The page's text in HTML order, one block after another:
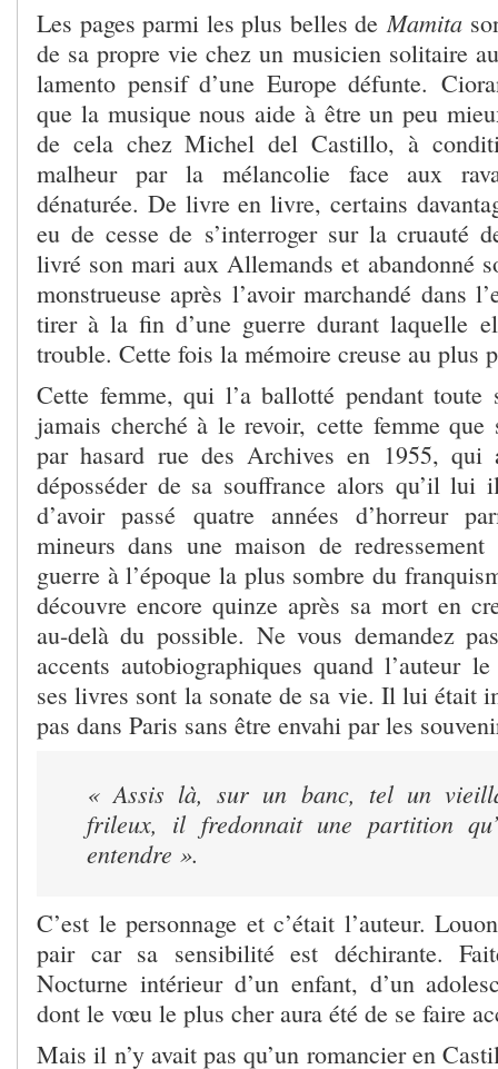
Les pages parmi les plus belles deMamita
de sa propre vie chez un musicien solitaire
lamento pensif d’une Europe défunte.
que la musique nous aide à être un peu
de cela chez Michel del Castillo, à
malheur par la mélancolie face aux
dénaturée. De livre en livre, certains
eu de cesse de s’interroger sur la cruauté
livré son mari aux Allemands et abandonné
monstrueuse après l’avoir marchandé dans
tirer à la fin d’une guerre durant laquelle
trouble. Cette fois la mémoire creuse au plus
Cette femme, qui l’a ballotté pendant toute
jamais cherché à le revoir, cette femme
par hasard rue des Archives en 1955,
déposséder de sa souffrance alors qu’il
d’avoir passé quatre années d’horreur
mineurs dans une maison de
guerre à l’époque la plus sombre du
découvre encore quinze après sa mort en
au-delà du possible. Ne vous demandez
accents autobiographiques quand l’auteur
ses livres sont la sonate de sa vie. Il lui était
pas dans Paris sans être envahi par les
« Assis là, sur un banc, tel un
frileux, il fredonnait une partition
entendre ».
C’est le personnage et c’était l’auteur.
pair car sa sensibilité est déchirante.
Nocturne intérieur d’un enfant, d’un
dont le vœu le plus cher aura été de se faire
Mais il n’y avait pas qu’un romancier en